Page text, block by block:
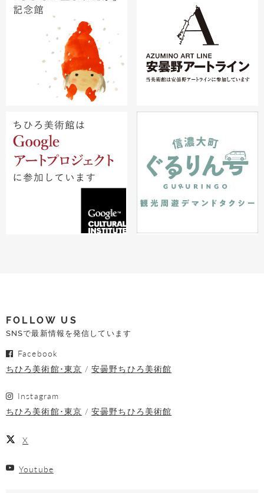
FOLLOW US
SNSで最新情報を発信しています
Facebook
ちひろ美術館･東京
安曇野ちひろ美術館
Instagram
ちひろ美術館･東京
安曇野ちひろ美術館
X
Youtube